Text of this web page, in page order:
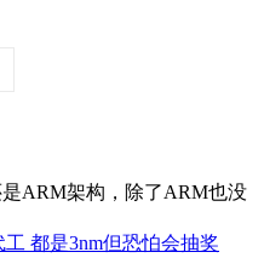
ARM架构，除了ARM也没
都是3nm但恐怕会抽奖